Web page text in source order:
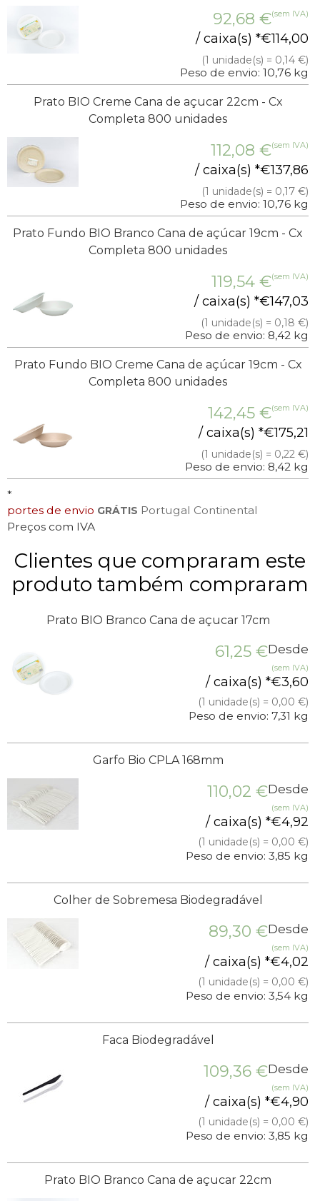
92,68 €(sem IVA)
114,00
€
/ caixa(s) *
(1 unidade(s) = 0,14 €)
Peso de envio: 10,76 kg
Prato BIO Creme Cana de açucar 22cm - Cx
Completa 800 unidades
112,08 €(sem IVA)
137,86
€
/ caixa(s) *
(1 unidade(s) = 0,17 €)
Peso de envio: 10,76 kg
Prato Fundo BIO Branco Cana de açúcar 19cm - Cx
Completa 800 unidades
119,54 €(sem IVA)
147,03
€
/ caixa(s) *
(1 unidade(s) = 0,18 €)
Peso de envio: 8,42 kg
Prato Fundo BIO Creme Cana de açúcar 19cm - Cx
Completa 800 unidades
142,45 €(sem IVA)
175,21
€
/ caixa(s) *
(1 unidade(s) = 0,22 €)
Peso de envio: 8,42 kg
*
portes de envio GRÁTIS Portugal Continental
Preços com IVA
Clientes que compraram este
produto também compraram
Prato BIO Branco Cana de açucar 17cm
Desde
61,25 €
(sem IVA)
3,60
€
/ caixa(s) *
(1 unidade(s) = 0,00 €)
Peso de envio: 7,31 kg
Garfo Bio CPLA 168mm
Desde
110,02 €
(sem IVA)
4,92
€
/ caixa(s) *
(1 unidade(s) = 0,00 €)
Peso de envio: 3,85 kg
Colher de Sobremesa Biodegradável
Desde
89,30 €
(sem IVA)
4,02
€
/ caixa(s) *
(1 unidade(s) = 0,00 €)
Peso de envio: 3,54 kg
Faca Biodegradável
Desde
109,36 €
(sem IVA)
4,90
€
/ caixa(s) *
(1 unidade(s) = 0,00 €)
Peso de envio: 3,85 kg
Prato BIO Branco Cana de açucar 22cm